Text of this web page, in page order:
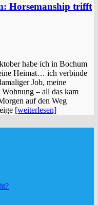
Horsemanship trifft
habe ich in Bochum
Heimat… ich verbinde
Job, meine
– all das kam
auf den Weg
[weiterlesen]